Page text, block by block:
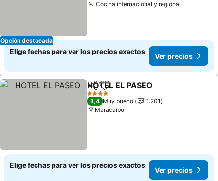
Opción destacada
Cocina internacional y regional
Elige fechas para ver los precios exactos
Ver precios
CompartirAgregar a favoritos
HOTEL EL PASEO
4 Estrellas
8,4 Muy bueno
1.201
Maracaibo
Elige fechas para ver los precios exactos
Ver precios